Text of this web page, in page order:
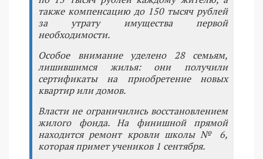
также компенсацию до 150 тысяч рублей
за утрату имущества первой
необходимости.
Особое внимание уделено 28 семьям,
лишившимся жилья: они получили
сертификаты на приобретение новых
квартир или домов.
Власти не ограничились восстановлением
жилого фонда. На финишной прямой
находится ремонт кровли школы № 6,
которая примет учеников 1 сентября.